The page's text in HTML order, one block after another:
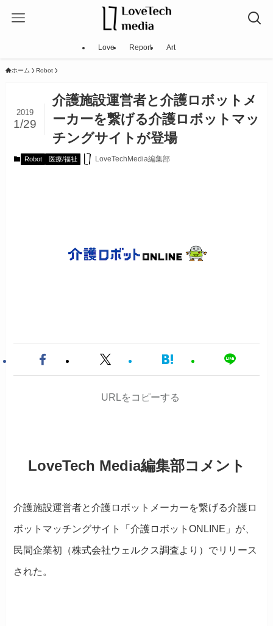
Love Report Art
ホーム Robot
介護施設運営者と介護ロボットメ
ーカーを繋げる介護ロボットマッ
チングサイトが登場
2019
1/29
Robot 医療/福祉 LoveTechMedia編集部
URLをコピーする
LoveTech Media編集部コメント
介護施設運営者と介護ロボットメーカーを繋げる介護ロ
ボットマッチングサイト「介護ロボットONLINE」が、
民間企業初（株式会社ウェルクス調査より）でリリース
された。